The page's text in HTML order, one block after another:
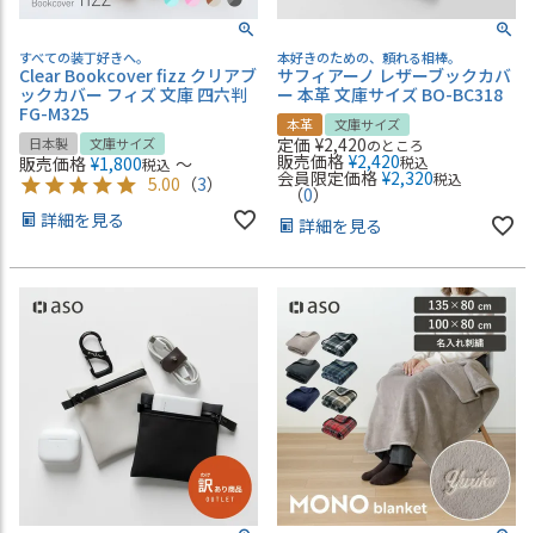
すべての装丁好きへ。
Clear Bookcover fizz クリアブ
ックカバー フィズ 文庫 四六判
FG-M325
日本製 文庫サイズ
販売価格 ¥1,800税込 〜
5.00 （3）
詳細を見る
本好きのための、頼れる相棒。
サフィアーノ レザーブックカバ
ー 本革 文庫サイズ BO-BC318
本革 文庫サイズ
定価 ¥2,420のところ
販売価格 ¥2,420税込
会員限定価格 ¥2,320税込
（0）
詳細を見る